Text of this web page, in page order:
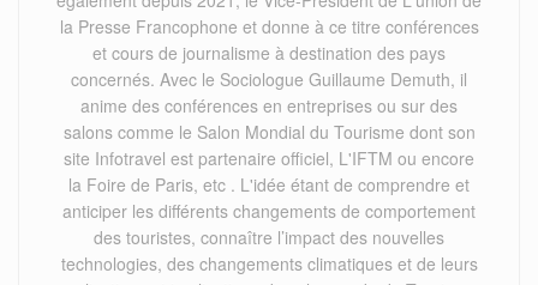
la Presse Francophone et donne à ce titre conférences
et cours de journalisme à destination des pays
concernés. Avec le Sociologue Guillaume Demuth, il
anime des conférences en entreprises ou sur des
salons comme le Salon Mondial du Tourisme dont son
site Infotravel est partenaire officiel, L'IFTM ou encore
la Foire de Paris, etc . L'idée étant de comprendre et
anticiper les différents changements de comportement
des touristes, connaître l’impact des nouvelles
technologies, des changements climatiques et de leurs